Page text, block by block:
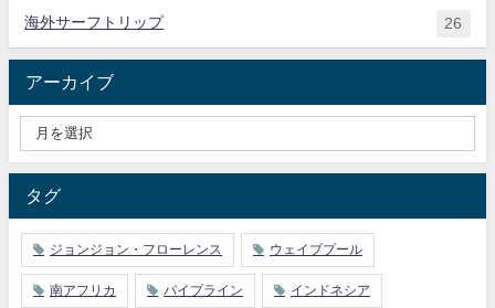
海外サーフトリップ 26
アーカイブ
タグ
ジョンジョン・フローレンス ウェイブプール
南アフリカ パイプライン インドネシア